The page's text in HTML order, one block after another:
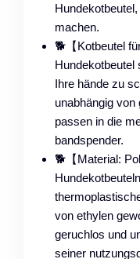
machen.
🐕【Kotbeutel
Hundekotbeutel
Ihre hände zu
unabhängig
passen in die
bandspender.
🐕【Material:
von ethylen
geruchlos und
seiner